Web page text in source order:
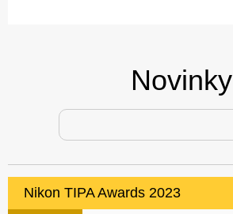
Novinky
Nikon TIPA Awards 2023